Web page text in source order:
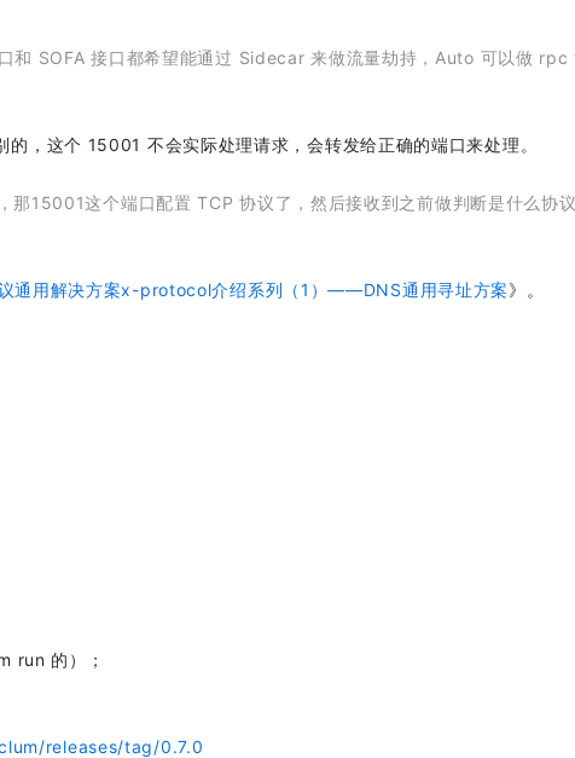
SOFA 接口都希望能通过 Sidecar 来做流量劫持，Auto 可以做 rpc
，这个 15001 不会实际处理请求，会转发给正确的端口来处理。
15001这个端口配置 TCP 协议了，然后接收到之前做判断是什么协
通用解决方案x-protocol介绍系列（1）——DNS通用寻址方案》。
run 的）；
releases/tag/0.7.0